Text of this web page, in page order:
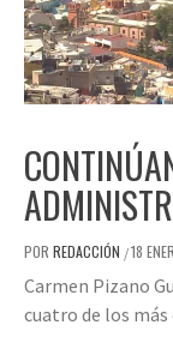
POR REDACCIÓN /18
Carmen Pizano
cuatro de los más